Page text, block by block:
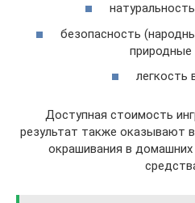
безопасность
природные
легкость
Доступная стоимость
результат также оказывают
окрашивания в